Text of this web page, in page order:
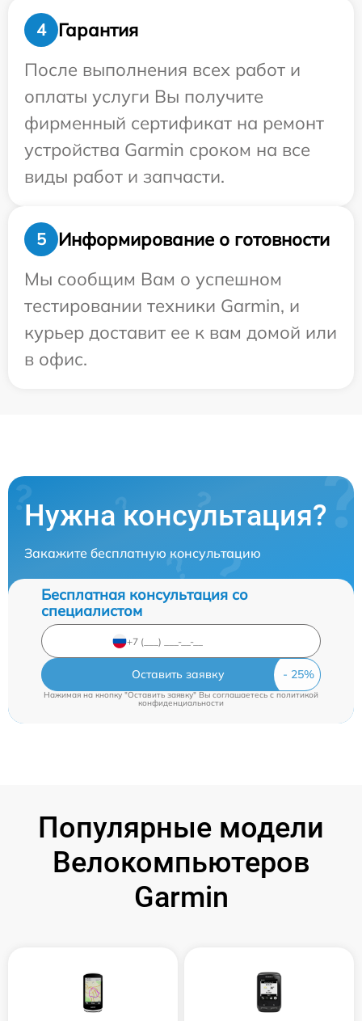
4
Гарантия
После выполнения всех работ и
оплаты услуги Вы получите
фирменный сертификат на ремонт
устройства Garmin сроком на все
виды работ и запчасти.
5
Информирование о готовности
Мы сообщим Вам о успешном
тестировании техники Garmin, и
курьер доставит ее к вам домой или
в офис.
Нужна консультация?
Закажите бесплатную консультацию
Бесплатная консультация со
специалистом
Оставить заявку
Нажимая на кнопку "Оставить заявку" Вы соглашаетесь cполитикой
конфиденциальности
Популярные модели
Велокомпьютеров
Garmin